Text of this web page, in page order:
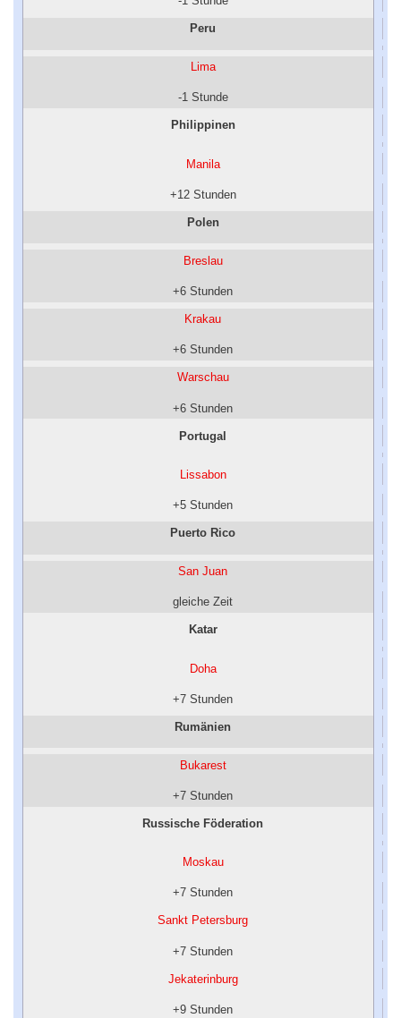
Peru
Lima
-1 Stunde
Philippinen
Manila
+12 Stunden
Polen
Breslau
+6 Stunden
Krakau
+6 Stunden
Warschau
+6 Stunden
Portugal
Lissabon
+5 Stunden
Puerto Rico
San Juan
gleiche Zeit
Katar
Doha
+7 Stunden
Rumänien
Bukarest
+7 Stunden
Russische Föderation
Moskau
+7 Stunden
Sankt Petersburg
+7 Stunden
Jekaterinburg
+9 Stunden